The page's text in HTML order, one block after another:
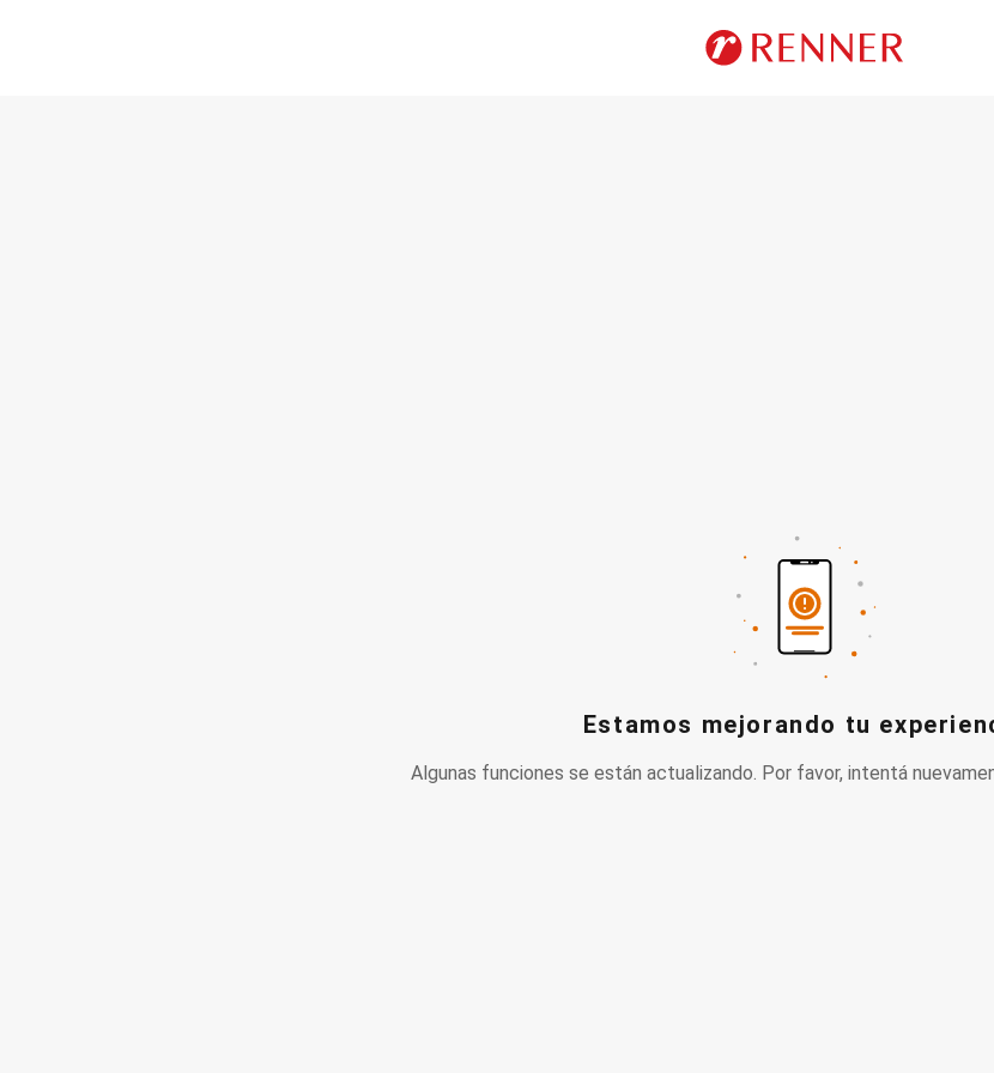
Estamos mejorando tu
Algunas funciones se están actualizando. Por favor, intentá